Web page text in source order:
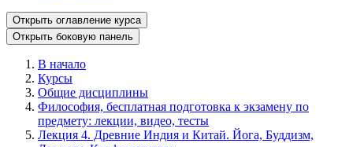
Открыть оглавление курса
Открыть боковую панель
В начало
Курсы
Общие дисциплины
Философия, бесплатная подготовка к экзамену по
предмету: лекции, видео, тесты
Лекция 4. Древние Индия и Китай. Йога, Буддизм,